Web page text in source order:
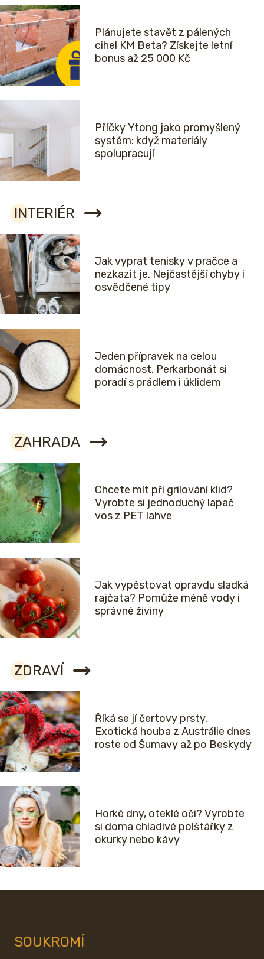
Plánujete stavět z pálených
cihel KM Beta? Získejte letní
bonus až 25 000 Kč
Příčky Ytong jako promyšlený
systém: když materiály
spolupracují
INTERIÉR
Jak vyprat tenisky v pračce a
nezkazit je. Nejčastější chyby i
osvědčené tipy
Jeden přípravek na celou
domácnost. Perkarbonát si
poradí s prádlem i úklidem
ZAHRADA
Chcete mít při grilování klid?
Vyrobte si jednoduchý lapač
vos z PET lahve
Jak vypěstovat opravdu sladká
rajčata? Pomůže méně vody i
správné živiny
ZDRAVÍ
Říká se jí čertovy prsty.
Exotická houba z Austrálie dnes
roste od Šumavy až po Beskydy
Horké dny, oteklé oči? Vyrobte
si doma chladivé polštářky z
okurky nebo kávy
SOUKROMÍ